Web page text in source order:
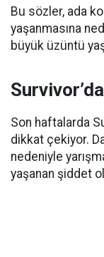
Bu sözler, ada
yaşanmasına
büyük üzüntü
Son haftalarda
dikkat çekiyor.
nedeniyle
yaşanan şiddet